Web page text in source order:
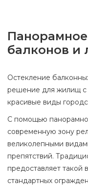
балконов и
Остекление
решение для жилищ с
красивые виды
С помощью
современную зону
великолепными
препятствий.
предоставляет
стандартных